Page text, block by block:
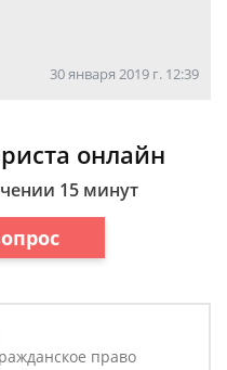
30 января 2019 г. 12:39
онлайн
15 минут
право